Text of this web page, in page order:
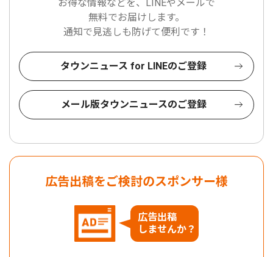
お得な情報などを、LINEやメールで
無料でお届けします。
通知で見逃しも防げて便利です！
タウンニュース for LINEのご登録
メール版タウンニュースのご登録
広告出稿をご検討のスポンサー様
広告出稿
しませんか？